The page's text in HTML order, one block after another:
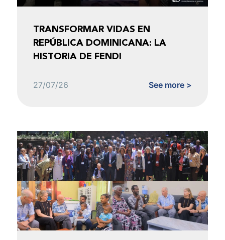
TRANSFORMAR VIDAS EN
REPÚBLICA DOMINICANA: LA
HISTORIA DE FENDI
27/07/26 See more >